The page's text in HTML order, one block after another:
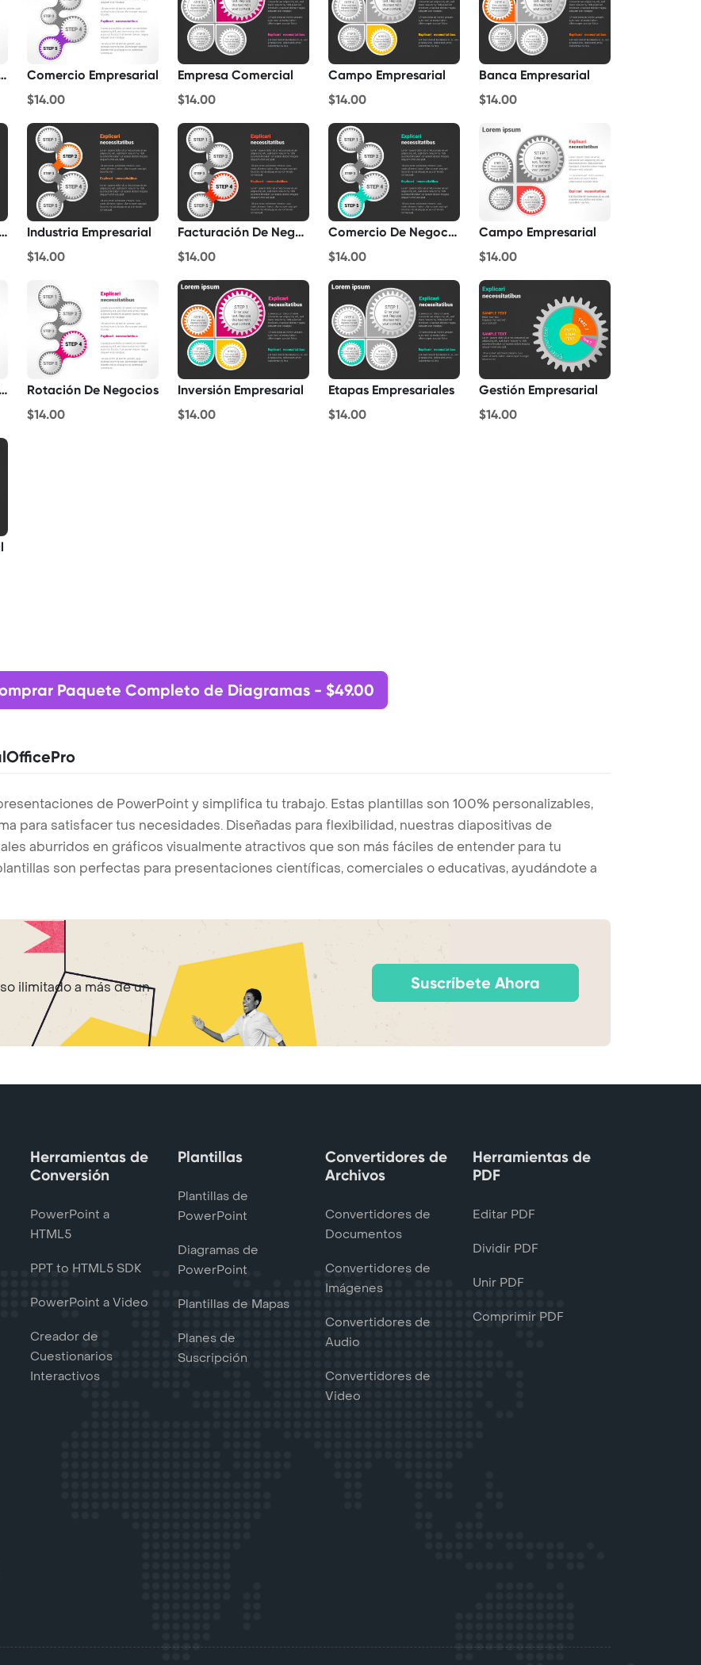
Comercial
Comercio Empresarial
$14.00
Empresa Comercial
$14.00
Campo Empresarial
$14.00
Banca Empresarial
$14.00
Organizaciones Empresariales
Industria Empresarial
$14.00
Facturación De Negocios
$14.00
Comercio De Negocios
$14.00
Campo Empresarial
$14.00
Organizaciones Empresariales
Rotación De Negocios
$14.00
Inversión Empresarial
$14.00
Etapas Empresariales
$14.00
Gestión Empresarial
$14.00
Paquete Completo de Diagramas - $49.00
de PowerPoint y simplifica tu trabajo. Estas plantillas son 100% personalizables,
para satisfacer tus necesidades. Diseñadas para flexibilidad, nuestras diapositivas de
aburridos en gráficos visualmente atractivos que son más fáciles de entender para tu
son perfectas para presentaciones científicas, comerciales o educativas, ayudándote a
ilimitado a más de un
Suscríbete Ahora
Herramientas de
Conversión
PowerPoint a
HTML5
PPT to HTML5 SDK
PowerPoint a Video
Creador de
Cuestionarios
Interactivos
Plantillas
Plantillas de
PowerPoint
Diagramas de
PowerPoint
Plantillas de Mapas
Planes de
Suscripción
Convertidores de
Archivos
Convertidores de
Documentos
Convertidores de
Imágenes
Convertidores de
Audio
Convertidores de
Video
Herramientas de
PDF
Editar PDF
Dividir PDF
Unir PDF
Comprimir PDF